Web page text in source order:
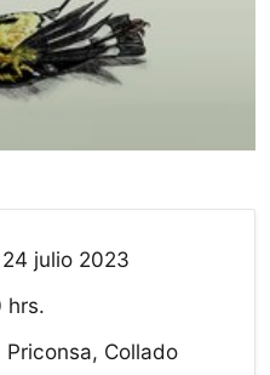
julio 2023
hrs.
Priconsa, Collado